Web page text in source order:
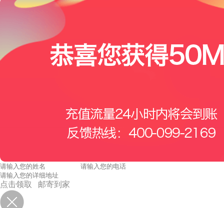
点击领取 邮寄到家